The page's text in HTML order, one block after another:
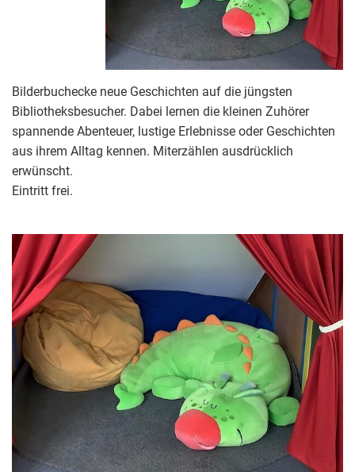
Bilderbuchecke neue Geschichten auf die jüngsten
Bibliotheksbesucher. Dabei lernen die kleinen Zuhörer
spannende Abenteuer, lustige Erlebnisse oder Geschichten
aus ihrem Alltag kennen. Miterzählen ausdrücklich
erwünscht.
Eintritt frei.